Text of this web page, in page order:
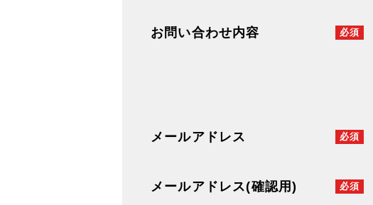
お問い合わせ内容 必須
メールアドレス 必須
メールアドレス(確認用) 必須